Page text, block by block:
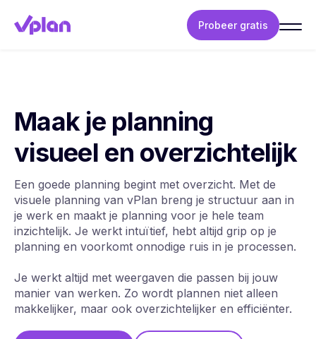
Probeer gratis
Maak je planning
visueel en overzichtelijk
Een goede planning begint met overzicht. Met de
visuele planning van vPlan breng je structuur aan in
je werk en maakt je planning voor je hele team
inzichtelijk. Je werkt intuïtief, hebt altijd grip op je
planning en voorkomt onnodige ruis in je processen.
Je werkt altijd met weergaven die passen bij jouw
manier van werken. Zo wordt plannen niet alleen
makkelijker, maar ook overzichtelijker en efficiënter.